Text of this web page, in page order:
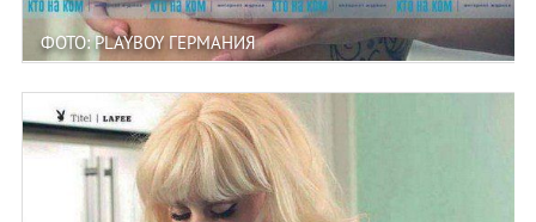
ФОТО: PLAYBOY ГЕРМАНИЯ